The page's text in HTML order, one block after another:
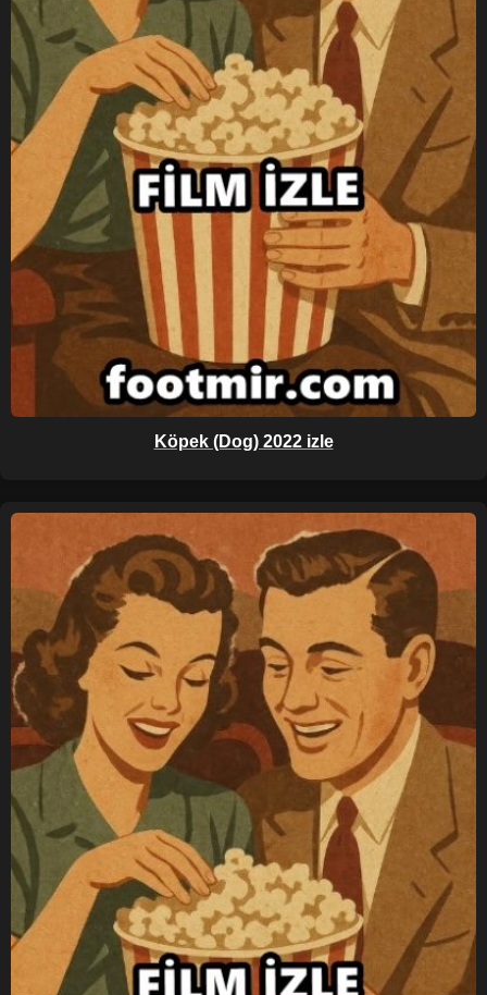
Köpek (Dog) 2022 izle